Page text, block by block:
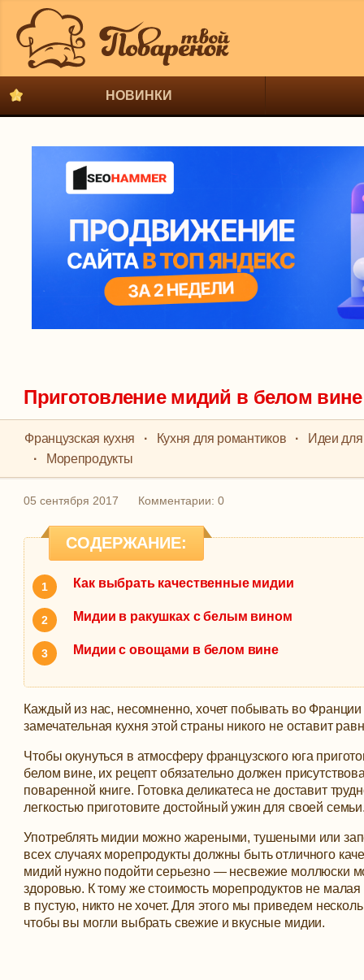
НОВИНКИ
Приготовление мидий в белом вине
Французская кухня · Кухня для романтиков ·
Идеи
·
Морепродукты
05 сентября 2017 Комментарии: 0
СОДЕРЖАНИЕ:
Как выбрать качественные мидии
Мидии в ракушках с белым вином
Мидии с овощами в белом вине
Каждый из нас, несомненно, хочет побывать во
замечательная кухня этой страны никого не оставит
Чтобы окунуться в атмосферу французского юга
белом вине, их рецепт обязательно должен
поваренной книге. Готовка деликатеса не доставит
легкостью приготовите достойный ужин для своей
Употреблять мидии можно жареными, тушеными или
всех случаях морепродукты должны быть отличного
мидий нужно подойти серьезно — несвежие моллюски
здоровью. К тому же стоимость морепродуктов не малая
в пустую, никто не хочет. Для этого мы приведем
чтобы вы могли выбрать свежие и вкусные мидии.